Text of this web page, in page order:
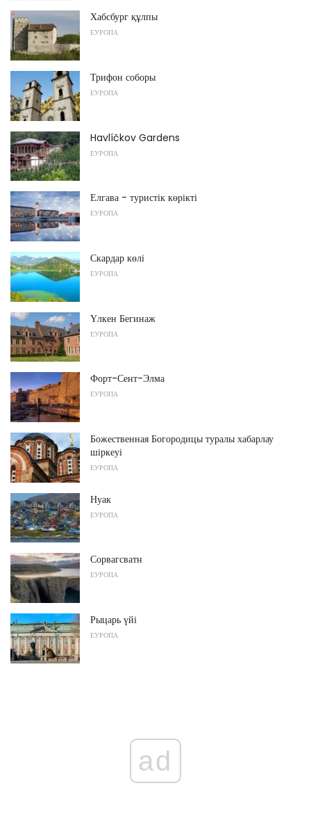
Хабсбург құлпы
ЕУРОПА
Трифон соборы
ЕУРОПА
Havlíčkov Gardens
ЕУРОПА
Елгава - туристік көрікті
ЕУРОПА
Скардар көлі
ЕУРОПА
Үлкен Бегинаж
ЕУРОПА
Форт-Сент-Элма
ЕУРОПА
Божественная Богородицы туралы хабарлау
шіркеуі
ЕУРОПА
Нуак
ЕУРОПА
Сорвагсватн
ЕУРОПА
Рыцарь үйі
ЕУРОПА
ad